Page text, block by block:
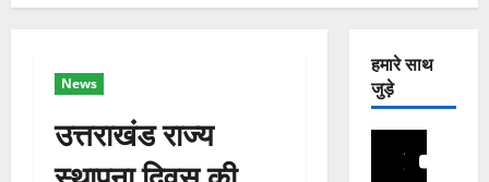
News
उत्तराखंड राज्य
हमारे साथ
जुड़े